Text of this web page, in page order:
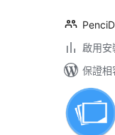
啟用
保證